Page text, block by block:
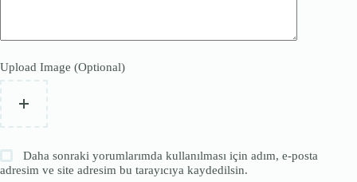
Upload Image (Optional)
Daha sonraki yorumlarımda kullanılması için adım, e-posta
adresim ve site adresim bu tarayıcıya kaydedilsin.